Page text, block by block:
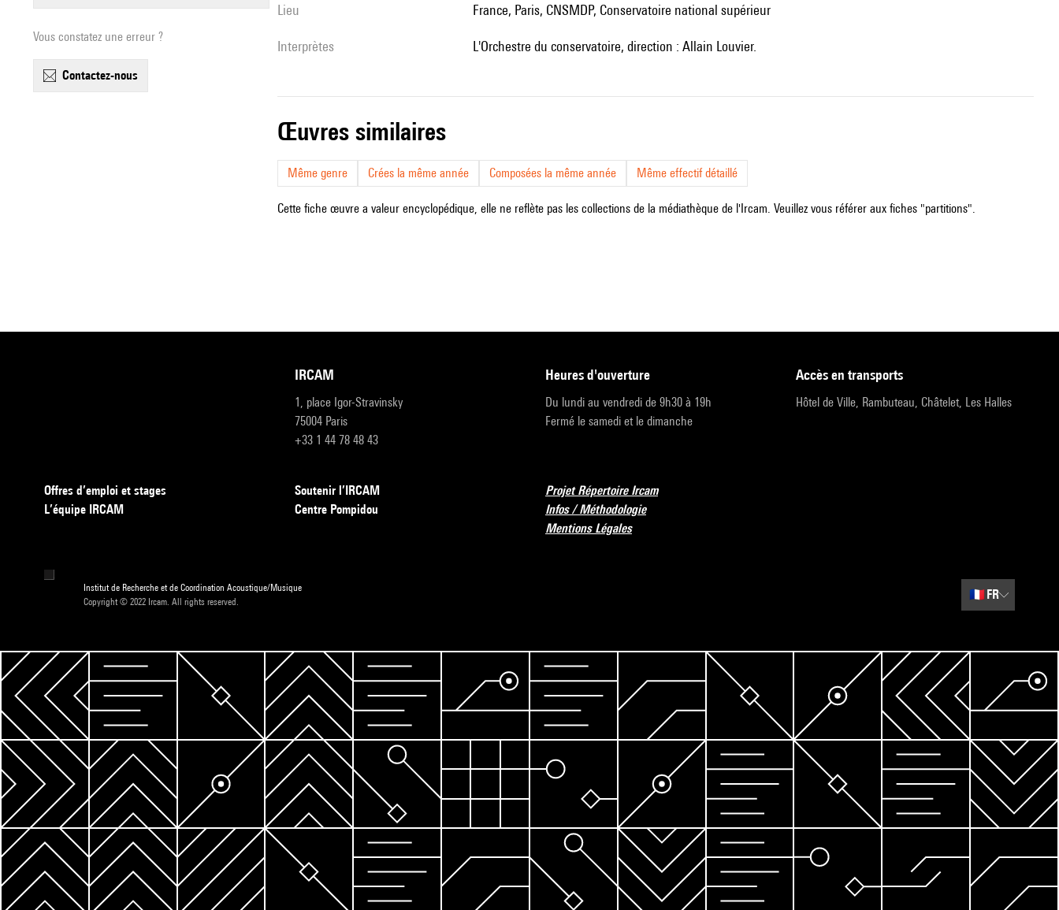
Vous constatez une erreur ?
contactez-nous
lieu France, Paris, CNSMDP, Conservatoire national supérieur
interprètes l'Orchestre du conservatoire, direction : Allain Louvier.
œuvres similaires
Même genre Crées la même année Composées la même année Même effectif détaillé
Cette fiche œuvre a valeur encyclopédique, elle ne reflète pas les collections de la médiathèque de l'Ircam. Veuillez vous référer aux fiches "partitions".
IRCAM
1, place Igor-Stravinsky
75004 Paris
+33 1 44 78 48 43
heures d'ouverture
Du lundi au vendredi de 9h30 à 19h
Fermé le samedi et le dimanche
accès en transports
Hôtel de Ville, Rambuteau, Châtelet, Les Halles
Offres d’emploi et stages
L’équipe IRCAM
Soutenir l’IRCAM
Centre Pompidou
Projet Répertoire Ircam
Infos / Méthodologie
Mentions Légales
Institut de Recherche et de Coordination Acoustique/Musique
Copyright © 2022 Ircam. All rights reserved.
🇫🇷 FR